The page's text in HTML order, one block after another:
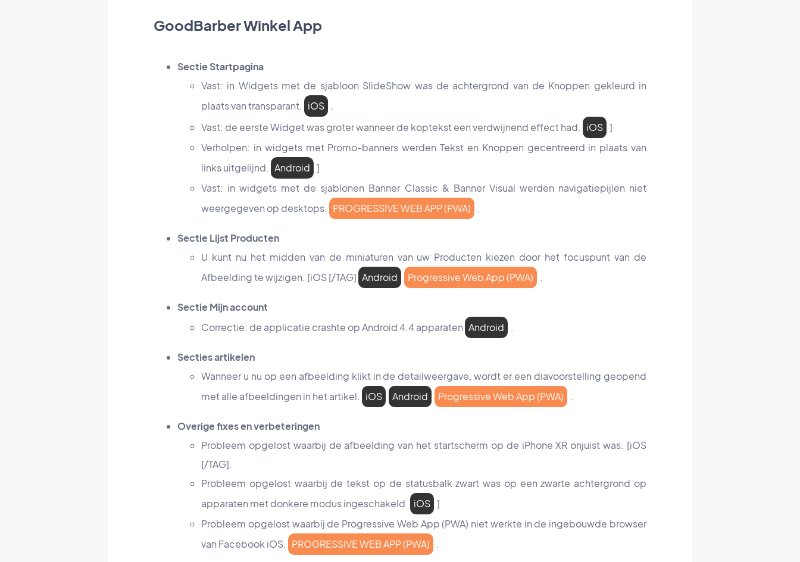
GoodBarber Winkel App
Sectie Startpagina
Vast: in Widgets met de sjabloon SlideShow was de achtergrond van de Knoppen gekleurd in
plaats van transparant. iOS
.
Vast: de eerste Widget was groter wanneer de koptekst een verdwijnend effect had. iOS ]
Verholpen: in widgets met Promo-banners werden Tekst en Knoppen gecentreerd in plaats van
links uitgelijnd. Android ]
Vast: in widgets met de sjablonen Banner Classic & Banner Visual werden navigatiepijlen niet
weergegeven op desktops. PROGRESSIVE WEB APP (PWA) .
Sectie Lijst Producten
U kunt nu het midden van de miniaturen van uw Producten kiezen door het focuspunt van de
Afbeelding te wijzigen. [iOS [/TAG] Android Progressive Web App (PWA) .
Sectie Mijn account
Correctie: de applicatie crashte op Android 4.4 apparaten Android .
Secties artikelen
Wanneer u nu op een afbeelding klikt in de detailweergave, wordt er een diavoorstelling geopend
met alle afbeeldingen in het artikel. iOS Android Progressive Web App (PWA) .
Overige fixes en verbeteringen
Probleem opgelost waarbij de afbeelding van het startscherm op de iPhone XR onjuist was. [iOS
[/TAG].
Probleem opgelost waarbij de tekst op de statusbalk zwart was op een zwarte achtergrond op
apparaten met donkere modus ingeschakeld. iOS ]
Probleem opgelost waarbij de Progressive Web App (PWA) niet werkte in de ingebouwde browser
van Facebook iOS. PROGRESSIVE WEB APP (PWA) .